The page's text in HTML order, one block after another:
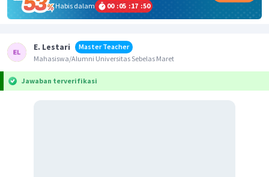
Habis dalam
00 :05 :17 :50
E. Lestari
Master Teacher
Mahasiswa/Alumni Universitas Sebelas Maret
Jawaban terverifikasi